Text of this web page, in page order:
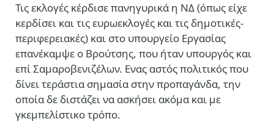
Τις εκλογές κέρδισε πανηγυρικά η ΝΔ (όπως είχε
κερδίσει και τις ευρωεκλογές και τις δημοτικές-
περιφερειακές) και στο υπουργείο Εργασίας
επανέκαμψε ο Βρούτσης, που ήταν υπουργός και
επί Σαμαροβενιζέλων. Ενας αστός πολιτικός που
δίνει τεράστια σημασία στην προπαγάνδα, την
οποία δε διστάζει να ασκήσει ακόμα και με
γκεμπελίστικο τρόπο.